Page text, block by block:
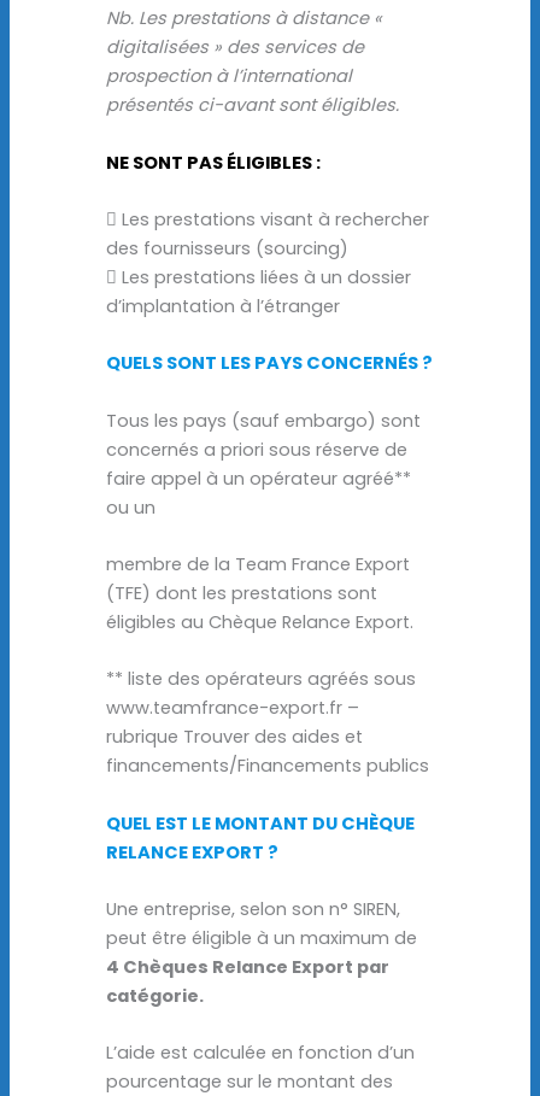
Nb. Les prestations à distance «
digitalisées » des services de
prospection à l’international
présentés ci-avant sont éligibles.
NE SONT PAS ÉLIGIBLES :
 Les prestations visant à rechercher
des fournisseurs (sourcing)
 Les prestations liées à un dossier
d’implantation à l’étranger
QUELS SONT LES PAYS CONCERNÉS ?
Tous les pays (sauf embargo) sont
concernés a priori sous réserve de
faire appel à un opérateur agréé**
ou un
membre de la Team France Export
(TFE) dont les prestations sont
éligibles au Chèque Relance Export.
** liste des opérateurs agréés sous
www.teamfrance-export.fr –
rubrique Trouver des aides et
financements/Financements publics
QUEL EST LE MONTANT DU CHÈQUE
RELANCE EXPORT ?
Une entreprise, selon son n° SIREN,
peut être éligible à un maximum de
4 Chèques Relance Export par
catégorie.
L’aide est calculée en fonction d’un
pourcentage sur le montant des